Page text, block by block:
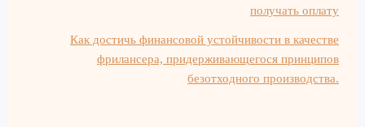
получать оплату
Как достичь финансовой устойчивости в качестве
фрилансера, придерживающегося принципов
безотходного производства.